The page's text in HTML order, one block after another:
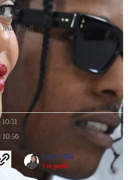
[Publicidad]
10:31
10:56
Lexy Villa
Ver perfil